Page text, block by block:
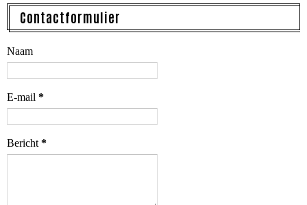
Contactformulier
Naam
E-mail *
Bericht*